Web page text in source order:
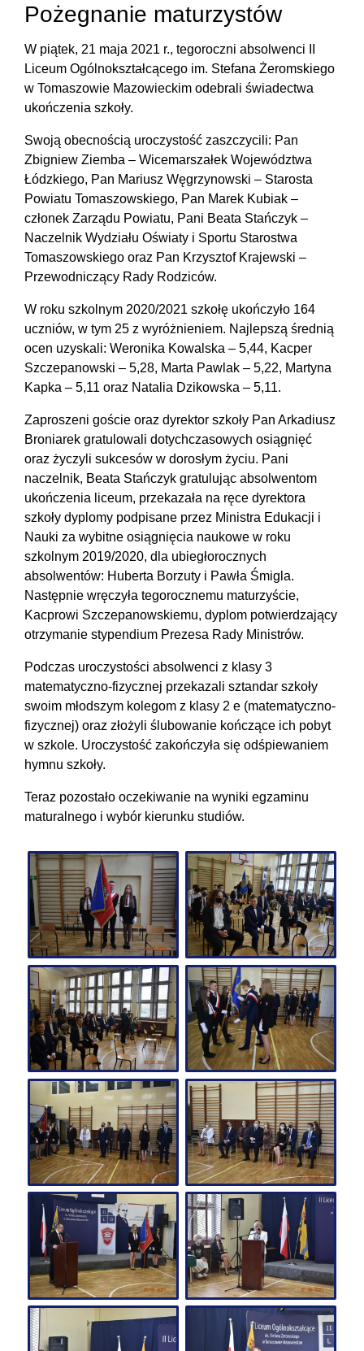
Pożegnanie maturzystów
W piątek, 21 maja 2021 r., tegoroczni absolwenci II
Liceum Ogólnokształcącego im. Stefana Żeromskiego
w Tomaszowie Mazowieckim odebrali świadectwa
ukończenia szkoły.
Swoją obecnością uroczystość zaszczycili: Pan
Zbigniew Ziemba – Wicemarszałek Województwa
Łódzkiego, Pan Mariusz Węgrzynowski – Starosta
Powiatu Tomaszowskiego, Pan Marek Kubiak –
członek Zarządu Powiatu, Pani Beata Stańczyk –
Naczelnik Wydziału Oświaty i Sportu Starostwa
Tomaszowskiego oraz Pan Krzysztof Krajewski –
Przewodniczący Rady Rodziców.
W roku szkolnym 2020/2021 szkołę ukończyło 164
uczniów, w tym 25 z wyróżnieniem. Najlepszą średnią
ocen uzyskali: Weronika Kowalska – 5,44, Kacper
Szczepanowski – 5,28, Marta Pawlak – 5,22, Martyna
Kapka – 5,11 oraz Natalia Dzikowska – 5,11.
Zaproszeni goście oraz dyrektor szkoły Pan Arkadiusz
Broniarek gratulowali dotychczasowych osiągnięć
oraz życzyli sukcesów w dorosłym życiu. Pani
naczelnik, Beata Stańczyk gratulując absolwentom
ukończenia liceum, przekazała na ręce dyrektora
szkoły dyplomy podpisane przez Ministra Edukacji i
Nauki za wybitne osiągnięcia naukowe w roku
szkolnym 2019/2020, dla ubiegłorocznych
absolwentów: Huberta Borzuty i Pawła Śmigla.
Następnie wręczyła tegorocznemu maturzyście,
Kacprowi Szczepanowskiemu, dyplom potwierdzający
otrzymanie stypendium Prezesa Rady Ministrów.
Podczas uroczystości absolwenci z klasy 3
matematyczno-fizycznej przekazali sztandar szkoły
swoim młodszym kolegom z klasy 2 e (matematyczno-
fizycznej) oraz złożyli ślubowanie kończące ich pobyt
w szkole. Uroczystość zakończyła się odśpiewaniem
hymnu szkoły.
Teraz pozostało oczekiwanie na wyniki egzaminu
maturalnego i wybór kierunku studiów.